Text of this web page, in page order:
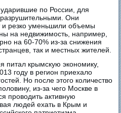
по России, для
Они
и резко уменьшили объемы
на недвижимость, например,
на 60-70% из-за снижения
так и местных жителей.
питал крымскую экономику,
году в регион приехало
Но после этого количество
из-за чего Москве в
проводить активную
людей ехать в Крым и